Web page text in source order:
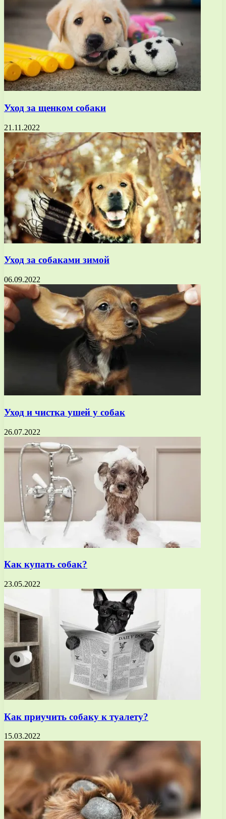
Уход за щенком собаки
21.11.2022
Уход за собаками зимой
06.09.2022
Уход и чистка ушей у собак
26.07.2022
Как купать собак?
23.05.2022
Как приучить собаку к туалету?
15.03.2022